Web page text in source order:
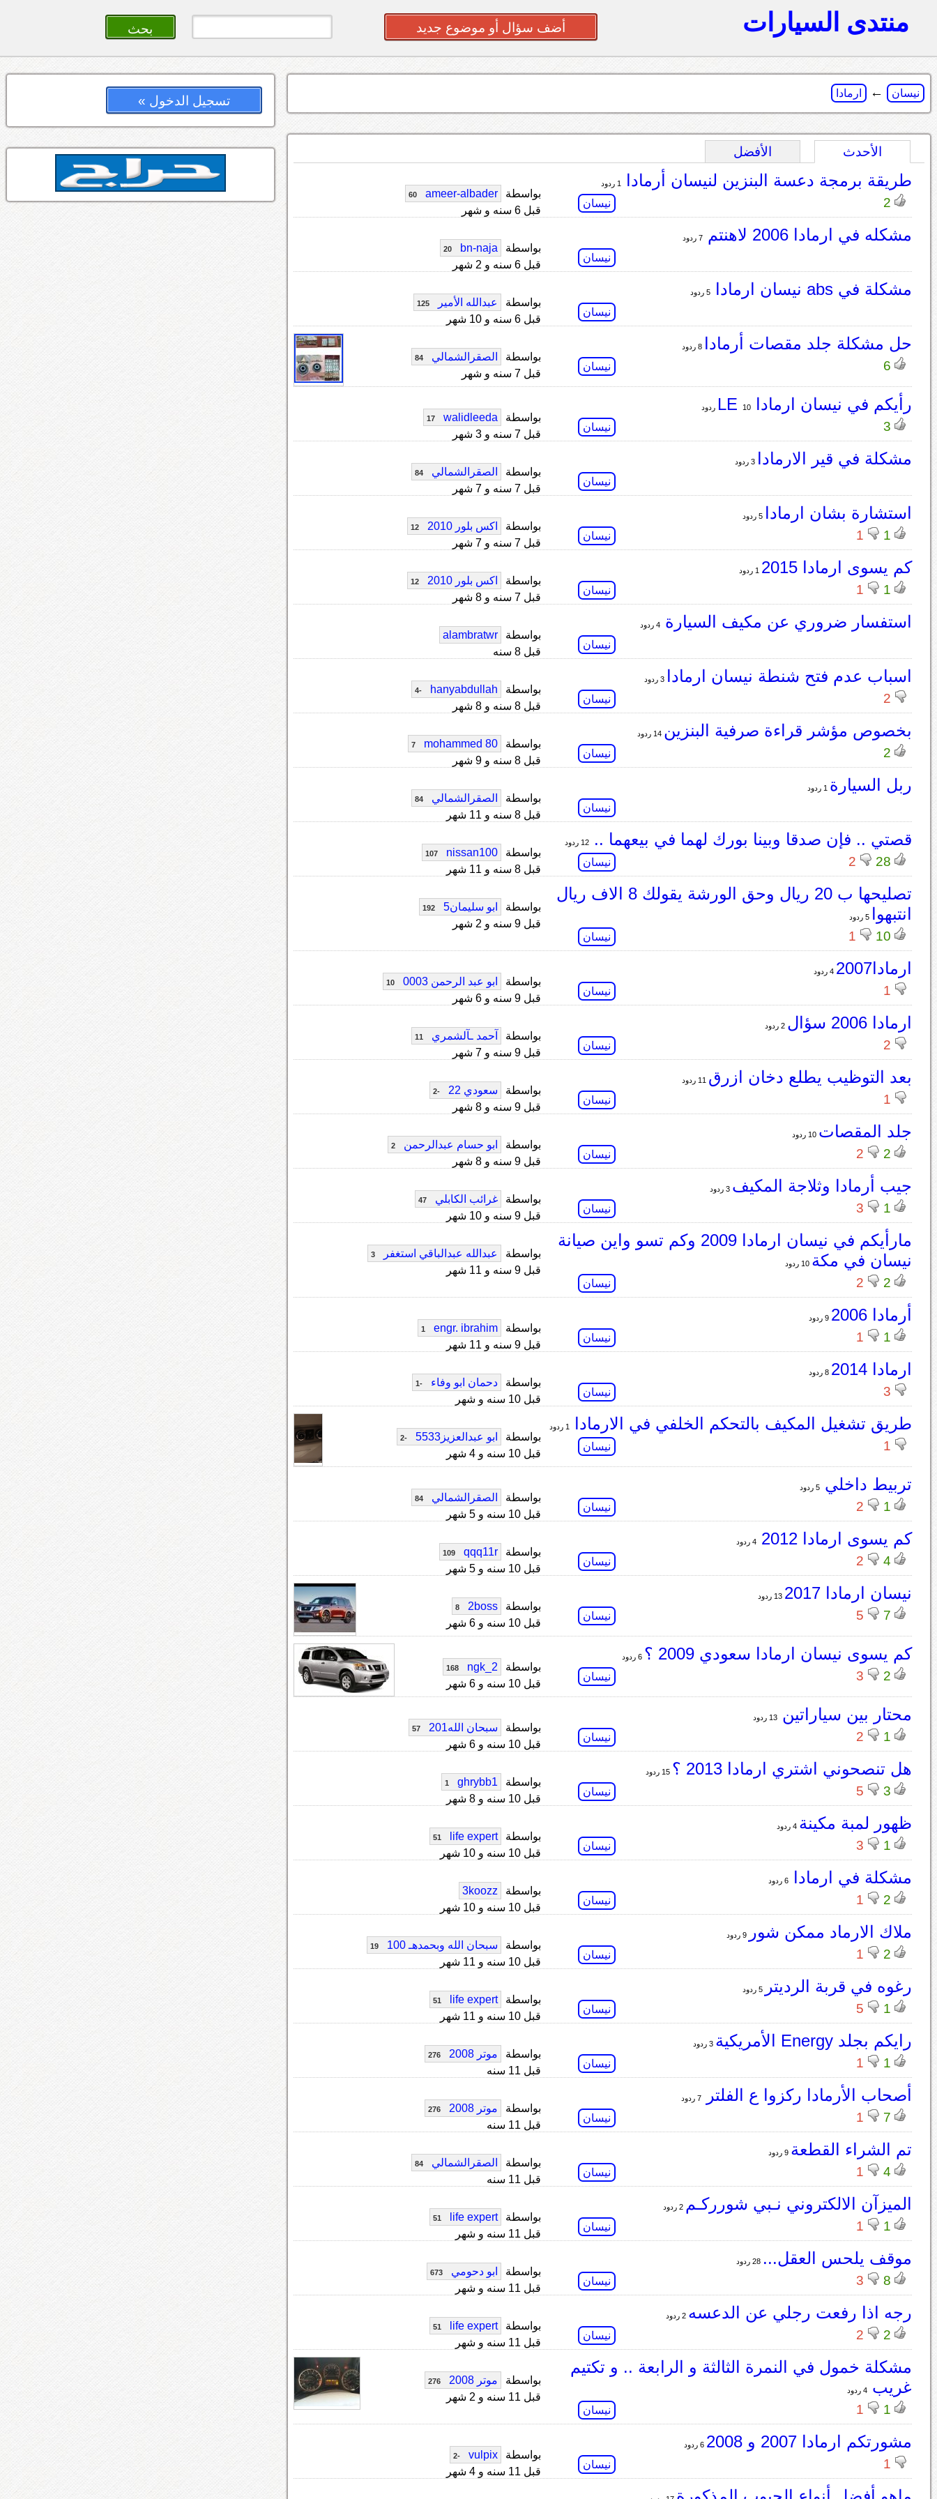
منتدى السيارات أضف سؤال أو موضوع جديد
نيسان ← ارمادا
الأحدث الأفضل
طريقة برمجة دعسة البنزين لنيسان أرمادا 1 ردود
2 نيسان
بواسطة ameer-albader
60
قبل 6 سنه و شهر
مشكله في ارمادا 2006 لاهنتم 7 ردود
نيسان
بواسطة bn-naja
20
قبل 6 سنه و 2 شهر
مشكلة في abs نيسان ارمادا 5 ردود
نيسان
بواسطة عبدالله الأمير 125
قبل 6 سنه و 10 شهر
حل مشكلة جلد مقصات أرمادا 8 ردود
6 نيسان
بواسطة الصقرالشمالي 84
قبل 7 سنه و شهر
رأيكم في نيسان ارمادا LE10 ردود
3 نيسان
بواسطة walidleeda
17
قبل 7 سنه و 3 شهر
مشكلة في قير الارمادا 3 ردود
نيسان
بواسطة الصقرالشمالي 84
قبل 7 سنه و 7 شهر
استشارة بشان ارمادا 5 ردود
1
1 نيسان
بواسطة اكس بلور 2010 12
قبل 7 سنه و 7 شهر
كم يسوى ارمادا 2015
1
1 نيسان
بواسطة اكس بلور 2010 12
قبل 7 سنه و 8 شهر
استفسار ضروري عن مكيف السيارة4 ردود
نيسان
بواسطة
alambratwr
قبل 8 سنه
اسباب عدم فتح شنطة نيسان ارمادا 3 ردود
2 نيسان
بواسطة hanyabdullah
-4
قبل 8 سنه و 8 شهر
بخصوص مؤشر قراءة صرفية البنزين 14 ردود
2 نيسان
بواسطة mohammed 80
7
قبل 8 سنه و 9 شهر
ربل السيارة
نيسان
بواسطة الصقرالشمالي 84
قبل 8 سنه و 11 شهر
قصتي .. فإن صدقا وبينا بورك لهما في بيعهما ..12 ردود
28
2 نيسان
بواسطة nissan100
107
قبل 8 سنه و 11 شهر
تصليحها ب 20 ريال وحق الورشة يقولك 8 الاف ريال
انتبهوا
5 ردود
10
1 نيسان
بواسطة ابو سليمان5 192
قبل 9 سنه و 2 شهر
ارمادا2007 4 ردود
1 نيسان
بواسطة ابو عبد الرحمن 0003 10
قبل 9 سنه و 6 شهر
ارمادا 2006 سؤال 2 ردود
2 نيسان
بواسطة آحمد ـآلشمري 11
قبل 9 سنه و 7 شهر
بعد التوظيب يطلع دخان ازرق
1 نيسان
بواسطة سعودي 22 -2
قبل 9 سنه و 8 شهر
جلد المقصات 10 ردود
2
2 نيسان
بواسطة ابو حسام عبدالرحمن 2
قبل 9 سنه و 8 شهر
جيب أرمادا وثلاجة المكيف 3 ردود
1
3 نيسان
بواسطة غرائب الكابلي 47
قبل 9 سنه و 10 شهر
مارأيكم في نيسان ارمادا 2009 وكم تسو واين صيانة
نيسان في مكة 10 ردود
2
2 نيسان
بواسطة عبدالله عبدالباقي استغفر 3
قبل 9 سنه و 11 شهر
أرمادا 2006 9 ردود
1
1 نيسان
بواسطة engr. ibrahim
1
قبل 9 سنه و 11 شهر
ارمادا 2014 8 ردود
3 نيسان
بواسطة دحمان ابو وفاء -1
قبل 10 سنه و شهر
طريق تشغيل المكيف بالتحكم الخلفي في الارمادا 1 ردود
1 نيسان
بواسطة ابو عبدالعزيز5533 -2
قبل 10 سنه و 4 شهر
تربيط داخلي5 ردود
1
2 نيسان
بواسطة الصقرالشمالي 84
قبل 10 سنه و 5 شهر
كم يسوى ارمادا 2012 4 ردود
4
2 نيسان
بواسطة qqq11r
109
قبل 10 سنه و 5 شهر
نيسان ارمادا 2017 13 ردود
7
5 نيسان
بواسطة 2boss
8
قبل 10 سنه و 6 شهر
كم يسوى نيسان ارمادا سعودي 2009 ؟ 6 ردود
2
3 نيسان
بواسطة ngk_2
168
قبل 10 سنه و 6 شهر
محتار بين سياراتين13 ردود
1
2 نيسان
بواسطة سبحان الله201 57
قبل 10 سنه و 6 شهر
هل تنصحوني اشتري ارمادا 2013 ؟ 15 ردود
3
5 نيسان
بواسطة ghrybb1
1
قبل 10 سنه و 8 شهر
ظهور لمبة مكينة 4 ردود
1
3 نيسان
بواسطة life expert
51
قبل 10 سنه و 10 شهر
مشكلة في ارمادا6 ردود
2
1 نيسان
بواسطة
3koozz
قبل 10 سنه و 10 شهر
ملاك الارماد ممكن شور 9 ردود
2
1 نيسان
بواسطة سبحان الله وبحمدهـ 100 19
قبل 10 سنه و 11 شهر
رغوه في قربة الرديتر 5 ردود
1
5 نيسان
بواسطة life expert
51
قبل 10 سنه و 11 شهر
رايكم بجلد Energy الأمريكية 3 ردود
1
1 نيسان
بواسطة موتر 2008 276
قبل 11 سنه
أصحاب الأرمادا ركزوا ع الفلتر7 ردود
7
1 نيسان
بواسطة موتر 2008 276
قبل 11 سنه
تم الشراء القطعة 9 ردود
4
1 نيسان
بواسطة الصقرالشمالي 84
قبل 11 سنه
الميزآن الالكتروني نـبي شورركـم 2 ردود
1
1 نيسان
بواسطة life expert
51
قبل 11 سنه و شهر
موقف يلحس العقل... 28 ردود
8
3 نيسان
بواسطة ابو دحومي 673
قبل 11 سنه و شهر
رجه اذا رفعت رجلي عن الدعسه 2 ردود
2
2 نيسان
بواسطة life expert
51
قبل 11 سنه و شهر
مشكلة خمول في النمرة الثالثة و الرابعة .. و تكتيم
غريب4 ردود
1
1 نيسان
بواسطة موتر 2008 276
قبل 11 سنه و 2 شهر
مشورتكم ارمادا 2007 و 2008 6 ردود
1 نيسان
بواسطة vulpix
-2
قبل 11 سنه و 4 شهر
تسجيل الدخول »